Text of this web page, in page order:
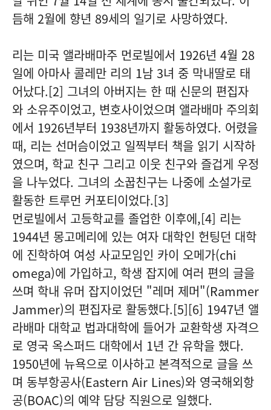
듬해 2월에 향년 89세의 일기로 사망하였다.
리는 미국 앨라배마주 먼로빌에서 1926년 4월 28
일에 아마사 콜레만 리의 1남 3녀 중 막내딸로 태
어났다.[2] 그녀의 아버지는 한 때 신문의 편집자
와 소유주이었고, 변호사이었으며 앨라배마 주의회
에서 1926년부터 1938년까지 활동하였다. 어렸을
때, 리는 선머슴이었고 일찍부터 책을 읽기 시작하
였으며, 학교 친구 그리고 이웃 친구와 즐겁게 우정
을 나누었다. 그녀의 소꿉친구는 나중에 소설가로
활동한 트루먼 커포티이었다.[3]
먼로빌에서 고등학교를 졸업한 이후에,[4] 리는
1944년 몽고메리에 있는 여자 대학인 헌팅던 대학
에 진학하여 여성 사교모임인 카이 오메가(chi
omega)에 가입하고, 학생 잡지에 여러 편의 글을
쓰며 학내 유머 잡지이었던 "레머 제머"(Rammer
Jammer)의 편집자로 활동했다.[5][6] 1947년 앨
라배마 대학교 법과대학에 들어가 교환학생 자격으
로 영국 옥스퍼드 대학에서 1년 간 유학을 했다.
1950년에 뉴욕으로 이사하고 본격적으로 글을 쓰
며 동부항공사(Eastern Air Lines)와 영국해외항
공(BOAC)의 예약 담당 직원으로 일했다.